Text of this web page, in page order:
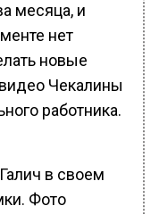
месяца, и
нет
новые
Чекалины
работника.
в своем
Фото